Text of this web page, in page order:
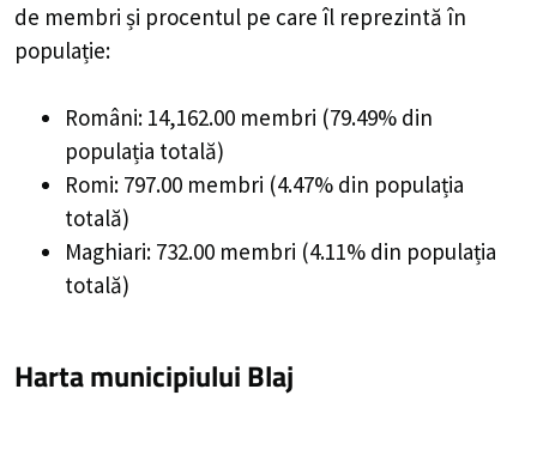
de membri și procentul pe care îl reprezintă în
populație:
Români: 14,162.00 membri (79.49% din
populația totală)
Romi: 797.00 membri (4.47% din populația
totală)
Maghiari: 732.00 membri (4.11% din populația
totală)
Harta municipiului Blaj